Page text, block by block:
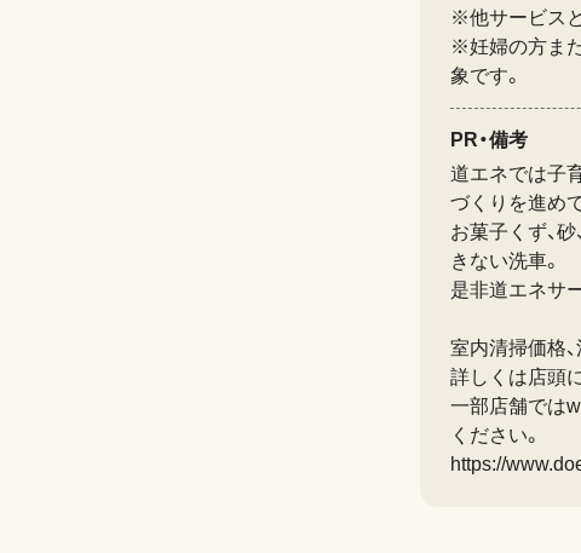
※他サービス
※妊婦の方ま
象です。
PR・備考
道エネでは子
づくりを進め
お菓子くず、
きない洗車。
是非道エネサ
室内清掃価格
詳しくは店頭
一部店舗では
ください。
https://